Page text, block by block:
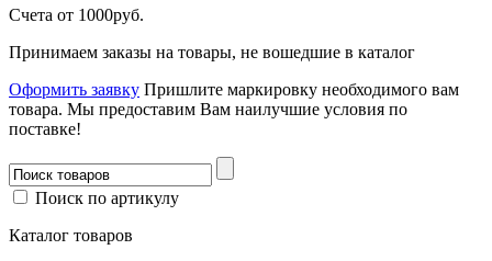
Счета от 1000руб.
Принимаем заказы на товары, не вошедшие в каталог
Оформить заявку Пришлите маркировку необходимого вам
товара. Мы предоставим Вам наилучшие условия по
поставке!
Поиск по артикулу
Каталог товаров